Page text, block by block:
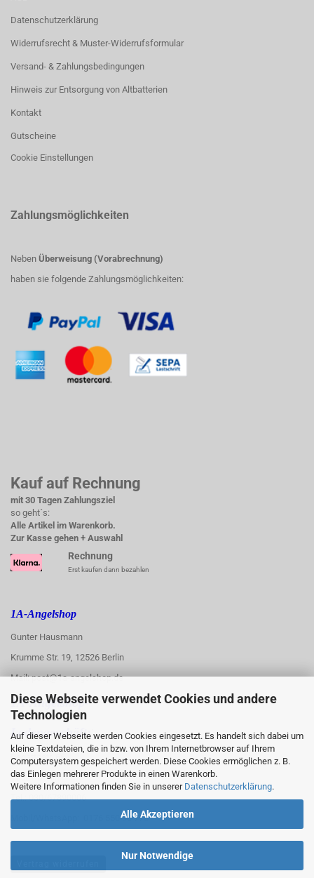
Diese Webseite verwendet Cookies und andere
Technologien
Auf dieser Webseite werden Cookies eingesetzt. Es handelt sich dabei um
kleine Textdateien, die in bzw. von Ihrem Internetbrowser auf Ihrem
Computersystem gespeichert werden. Diese Cookies ermöglichen z. B.
das Einlegen mehrerer Produkte in einen Warenkorb.
Weitere Informationen finden Sie in unserer Datenschutzerklärung.
Alle Akzeptieren
Nur Notwendige
Datenschutzerklärung
Widerrufsrecht & Muster-Widerrufsformular
Versand- & Zahlungsbedingungen
Hinweis zur Entsorgung von Altbatterien
Kontakt
Gutscheine
Cookie Einstellungen
Zahlungsmöglichkeiten
Neben Überweisung (Vorabrechnung)
haben sie folgende Zahlungsmöglichkeiten:
Kauf auf Rechnung
mit 30 Tagen Zahlungsziel
so geht´s:
Alle Artikel im Warenkorb.
Zur Kasse gehen + Auswahl
Rechnung
Erst kaufen dann bezahlen
1A-Angelshop
Gunter Hausmann
Krumme Str. 19, 12526 Berlin
Mail: post@1a-angelshop.de
1A-Angelshop-
Ladengeschäft::
Regattastr. 66
12527 Berlin
Tel.: 030/67890006
Mobil/WhatsApp: 0176 550 90 773